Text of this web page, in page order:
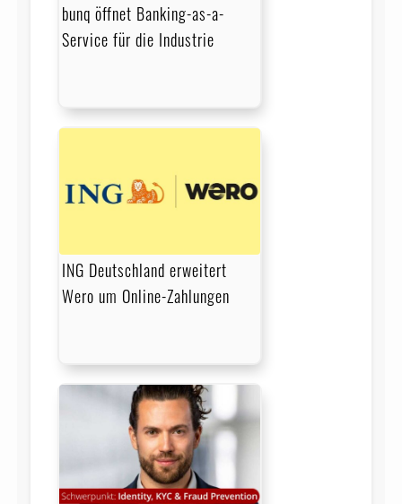
bunq öffnet Banking-as-a-
Service für die Industrie
ING Deutschland erweitert
Wero um Online-Zahlungen